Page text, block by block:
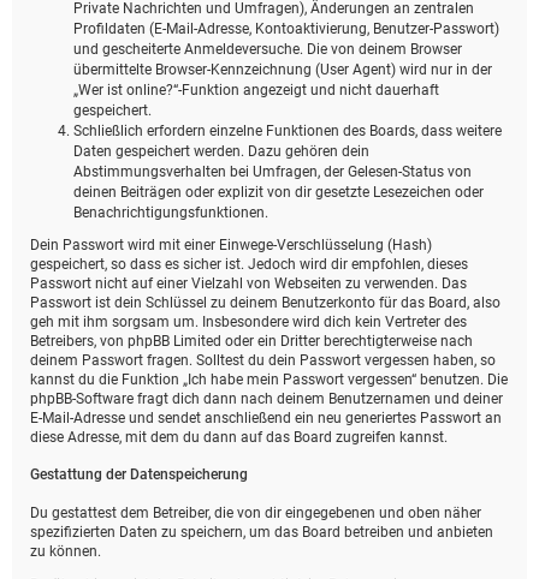
Private Nachrichten und Umfragen), Änderungen an zentralen
Profildaten (E-Mail-Adresse, Kontoaktivierung, Benutzer-Passwort)
und gescheiterte Anmeldeversuche. Die von deinem Browser
übermittelte Browser-Kennzeichnung (User Agent) wird nur in der
„Wer ist online?“-Funktion angezeigt und nicht dauerhaft
gespeichert.
Schließlich erfordern einzelne Funktionen des Boards, dass weitere
Daten gespeichert werden. Dazu gehören dein
Abstimmungsverhalten bei Umfragen, der Gelesen-Status von
deinen Beiträgen oder explizit von dir gesetzte Lesezeichen oder
Benachrichtigungsfunktionen.
Dein Passwort wird mit einer Einwege-Verschlüsselung (Hash)
gespeichert, so dass es sicher ist. Jedoch wird dir empfohlen, dieses
Passwort nicht auf einer Vielzahl von Webseiten zu verwenden. Das
Passwort ist dein Schlüssel zu deinem Benutzerkonto für das Board, also
geh mit ihm sorgsam um. Insbesondere wird dich kein Vertreter des
Betreibers, von phpBB Limited oder ein Dritter berechtigterweise nach
deinem Passwort fragen. Solltest du dein Passwort vergessen haben, so
kannst du die Funktion „Ich habe mein Passwort vergessen“ benutzen. Die
phpBB-Software fragt dich dann nach deinem Benutzernamen und deiner
E-Mail-Adresse und sendet anschließend ein neu generiertes Passwort an
diese Adresse, mit dem du dann auf das Board zugreifen kannst.
Gestattung der Datenspeicherung
Du gestattest dem Betreiber, die von dir eingegebenen und oben näher
spezifizierten Daten zu speichern, um das Board betreiben und anbieten
zu können.